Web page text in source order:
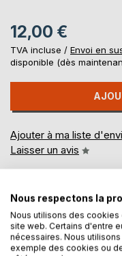
12,00 €
TVA incluse / Envoi en
disponible (dès
Ajouter à ma liste
Laisser un avis
Nous respectons la
Nous utilisons des
site web. Certains d'entre
nécessaires. Nous
exemple des cookies ou